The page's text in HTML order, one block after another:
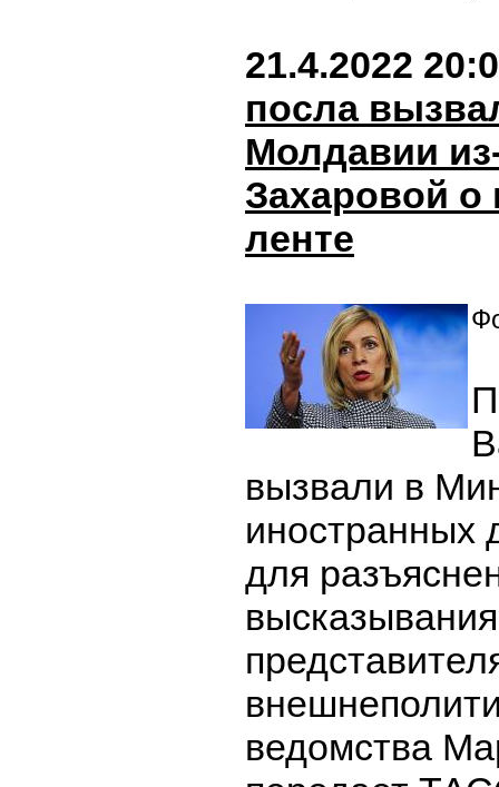
21.4.2022
посла
Молдавии
Захаровой о
ленте
вызвали в
иностранных
для
ведомства